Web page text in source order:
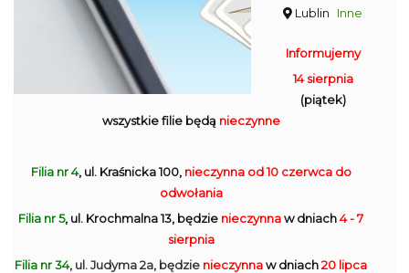
Lublin
Inne
Informujemy
14 sierpnia
(piątek)
wszystkie filie będą nieczynne
Filia nr 4, ul. Kraśnicka 100, nieczynna od 10 czerwca do
odwołania
Filia nr 5, ul. Krochmalna 13, będzie nieczynnaw dniach4 - 7
sierpnia
Filia nr 34, ul. Judyma 2a, będzie nieczynnaw dniach20 lipca